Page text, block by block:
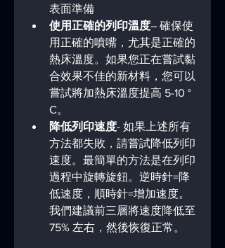
表面準備
使用正確的列印溫度– 確保使
用正確的噴嘴，尤其是正確的
熱床溫度。如果您正在嘗試黏
合效果不佳的新材料，您可以
嘗試將加熱床溫度提高 5-10 °
C。
降低列印速度- 如果上述所有
方法都失敗，請嘗試降低列印
速度。最簡單的方法是在列印
過程中旋轉旋鈕。逆時針=降
低速度，順時針=增加速度。
我們建議前三層將速度降低至
75% 左右，然後恢復正常。